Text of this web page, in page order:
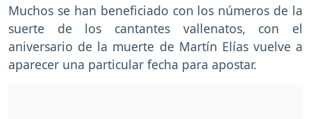
Muchos se han beneficiado con los números de la
suerte de los cantantes vallenatos, con el
aniversario de la muerte de Martín Elías vuelve a
aparecer una particular fecha para apostar.